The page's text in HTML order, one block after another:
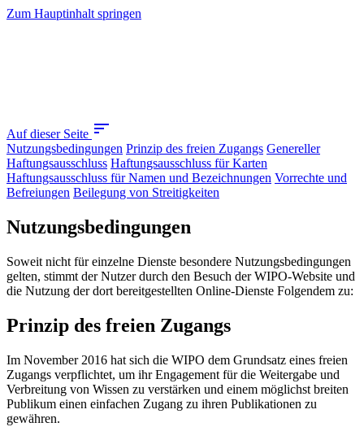
Zum Hauptinhalt springen
Auf dieser Seite sort
Nutzungsbedingungen Prinzip des freien Zugangs Genereller
Haftungsausschluss Haftungsausschluss für Karten
Haftungsausschluss für Namen und Bezeichnungen Vorrechte und
Befreiungen Beilegung von Streitigkeiten
Nutzungsbedingungen
Soweit nicht für einzelne Dienste besondere Nutzungsbedingungen
gelten, stimmt der Nutzer durch den Besuch der WIPO-Website und
die Nutzung der dort bereitgestellten Online-Dienste Folgendem zu:
Prinzip des freien Zugangs
Im November 2016 hat sich die WIPO dem Grundsatz eines freien
Zugangs verpflichtet, um ihr Engagement für die Weitergabe und
Verbreitung von Wissen zu verstärken und einem möglichst breiten
Publikum einen einfachen Zugang zu ihren Publikationen zu
gewähren.